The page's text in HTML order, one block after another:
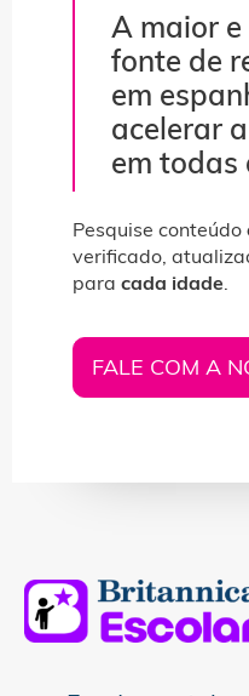
A maior
fonte de
em
acelerar
em todas
Pesquise conteúdo
verificado,
para cada idade
FALE COM A